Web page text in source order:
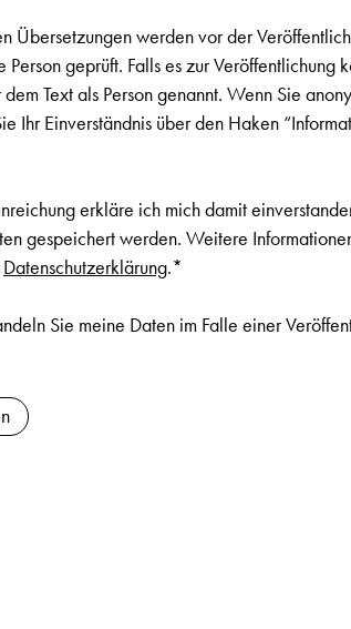
Übersetzungen werden vor der
Person geprüft. Falls es zur Veröffentlichung
Text als Person genannt. Wenn Sie
Ihr Einverständnis über den Haken
erkläre ich mich damit
gespeichert werden. Weitere
Datenschutzerklärung.*
Sie meine Daten im Falle einer